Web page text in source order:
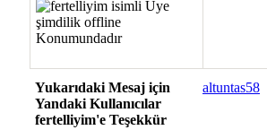
Yukarıdaki Mesaj için
Yandaki Kullanıcılar
fertelliyim'e Teşekkür
altuntas58